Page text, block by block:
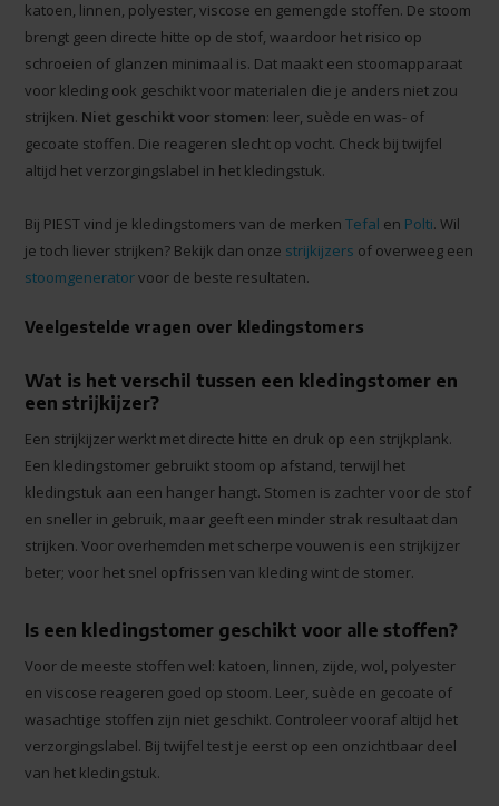
katoen, linnen, polyester, viscose en gemengde stoffen. De stoom
brengt geen directe hitte op de stof, waardoor het risico op
schroeien of glanzen minimaal is. Dat maakt een stoomapparaat
voor kleding ook geschikt voor materialen die je anders niet zou
strijken. Niet geschikt voor stomen: leer, suède en was- of
gecoate stoffen. Die reageren slecht op vocht. Check bij twijfel
altijd het verzorgingslabel in het kledingstuk.
Bij PIEST vind je kledingstomers van de merkenTefal en Polti. Wil
je toch liever strijken? Bekijk dan onze strijkijzers of overweeg een
stoomgeneratorvoor de beste resultaten.
Veelgestelde vragen over kledingstomers
Wat is het verschil tussen een kledingstomer en
een strijkijzer?
Een strijkijzer werkt met directe hitte en druk op een strijkplank.
Een kledingstomer gebruikt stoom op afstand, terwijl het
kledingstuk aan een hanger hangt. Stomen is zachter voor de stof
en sneller in gebruik, maar geeft een minder strak resultaat dan
strijken. Voor overhemden met scherpe vouwen is een strijkijzer
beter; voor het snel opfrissen van kleding wint de stomer.
Is een kledingstomer geschikt voor alle stoffen?
Voor de meeste stoffen wel: katoen, linnen, zijde, wol, polyester
en viscose reageren goed op stoom. Leer, suède en gecoate of
wasachtige stoffen zijn niet geschikt. Controleer vooraf altijd het
verzorgingslabel. Bij twijfel test je eerst op een onzichtbaar deel
van het kledingstuk.